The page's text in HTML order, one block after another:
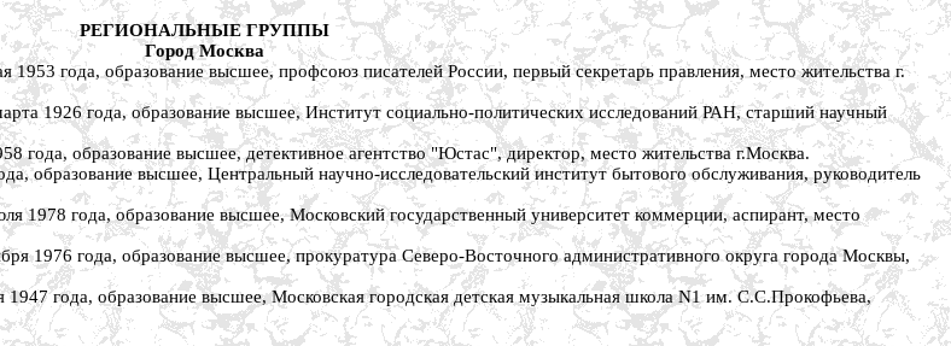
РЕГИОНАЛЬНЫЕ ГРУППЫ
Город Москва
образование высшее, профсоюз писателей России, первый секретарь правления, место жительства г.
года, образование высшее, Институт социально-политических исследований РАН, старший научный
образование высшее, детективное агентство "Юстас", директор, место жительства г.Москва.
высшее, Центральный научно-исследовательский институт бытового обслуживания, руководитель
года, образование высшее, Московский государственный университет коммерции, аспирант, место
года, образование высшее, прокуратура Северо-Восточного административного округа города Москвы,
образование высшее, Московская городская детская музыкальная школа N1 им. С.С.Прокофьева,